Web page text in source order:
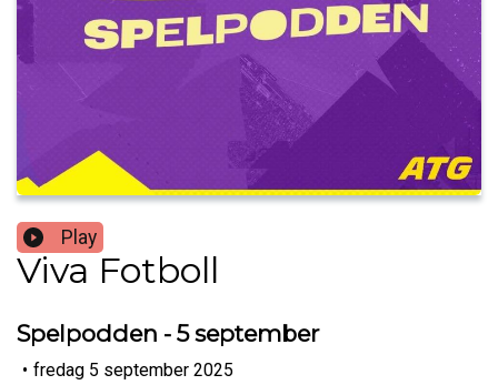
Play
Viva Fotboll
Spelpodden - 5 september
• fredag 5 september 2025